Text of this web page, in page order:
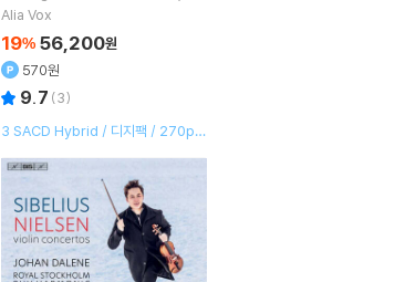
Symphony Opp.68, 92, 93, 1
25)
di Savall
Alia Vox
19% 56,200원
570원
9.7 (3)
3 SACD Hybrid / 디지팩 / 270p